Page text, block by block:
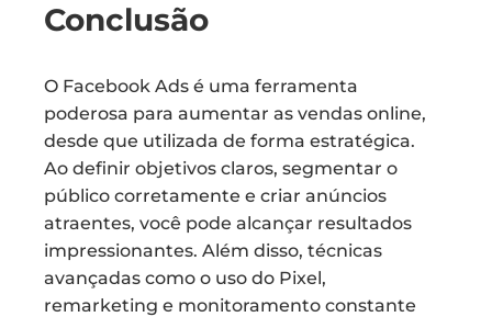
Conclusão
O Facebook Ads é uma ferramenta
poderosa para aumentar as vendas online,
desde que utilizada de forma estratégica.
Ao definir objetivos claros, segmentar o
público corretamente e criar anúncios
atraentes, você pode alcançar resultados
impressionantes. Além disso, técnicas
avançadas como o uso do Pixel,
remarketing e monitoramento constante